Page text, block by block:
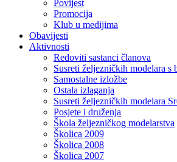
Povijest
Promocija
Klub u medijima
Obavijesti
Aktivnosti
Redoviti sastanci članova
Susreti željezničkih modelara s
Samostalne izložbe
Ostala izlaganja
Susreti željezničkih modelara
Posjete i druženja
Škola željezničkog modelarstva
Školica 2009
Školica 2008
Školica 2007